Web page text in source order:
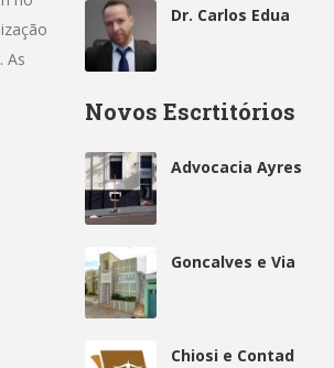
As
Dr. Carlos Edua
Novos Escrtitórios
Advocacia Ayres
Goncalves e Via
Chiosi e Contad